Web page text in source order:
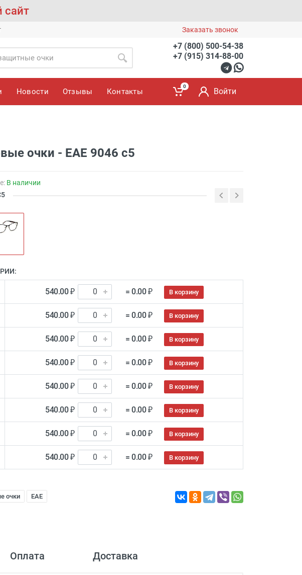
сайт
Заказать звонок
+7 (800) 500-54-38
+7 (915) 314-88-00
Новости Отзывы Контакты
0
Войти
очки - EAE 9046 c5
В наличии
540.00 ₽ = 0.00 ₽ В корзину
540.00 ₽ = 0.00 ₽ В корзину
540.00 ₽ = 0.00 ₽ В корзину
540.00 ₽ = 0.00 ₽ В корзину
540.00 ₽ = 0.00 ₽ В корзину
540.00 ₽ = 0.00 ₽ В корзину
540.00 ₽ = 0.00 ₽ В корзину
540.00 ₽ = 0.00 ₽ В корзину
очки EAE
Оплата Доставка